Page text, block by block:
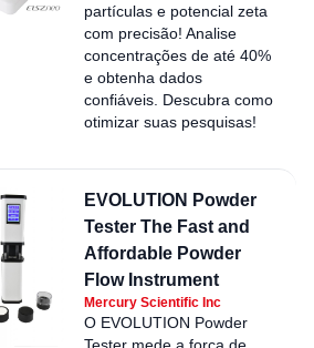
partículas e potencial zeta
com precisão! Analise
concentrações de até 40%
e obtenha dados
confiáveis. Descubra como
otimizar suas pesquisas!
EVOLUTION Powder
Tester The Fast and
Affordable Powder
Flow Instrument
Mercury Scientific Inc
O EVOLUTION Powder